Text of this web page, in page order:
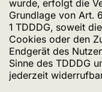
wurde, erfolgt die
Grundlage von Art.
1 TDDDG, soweit
Cookies oder den
Endgerät des
Sinne des TDDDG
jederzeit